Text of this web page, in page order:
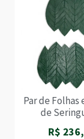
Par de Folhas
de
R$